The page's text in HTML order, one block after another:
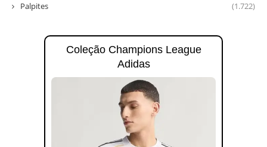
Palpites (1.722)
Coleção Champions League
Adidas